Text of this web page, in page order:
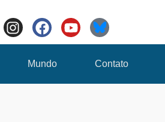
Mundo Contato